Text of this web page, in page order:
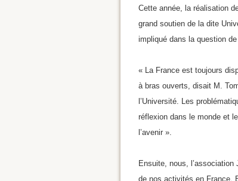
Cette année, la réalisation
grand soutien de la dite
impliqué dans la question
« La France est toujours
à bras ouverts, disait M.
l’Université. Les
réflexion dans le monde et
l’avenir ».
Ensuite, nous,
de nos activités en France.